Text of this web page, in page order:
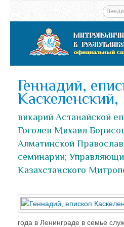
Геннадий,
Каскеленский,
викарий Астанайской
Гоголев Михаил
Алматинской
семинарии;
Казахстанского
года в Ленинграде в семье